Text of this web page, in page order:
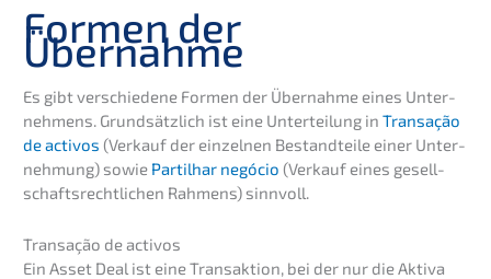
Formen der
Übernahme
Es gibt verschie­de­ne Formen der Übernah­me eines Unter­
neh­mens. Grund­sätz­lich ist eine Unter­tei­lung in Transa­ção
de activos (Verkauf der einzel­nen Bestand­tei­le einer Unter­
neh­mung) sowie Partil­har negócio (Verkauf eines gesell­
schafts­recht­li­chen Rahmens) sinnvoll.
Transa­ção de activos
Ein Asset Deal ist eine Trans­ak­ti­on, bei der nur die Aktiva